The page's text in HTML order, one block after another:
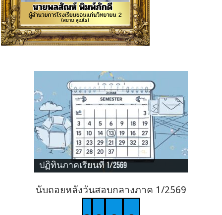
ปฏิทินภาคเรียนที่ 1/2569
นับถอยหลังวันสอบกลางภาค 1/2569